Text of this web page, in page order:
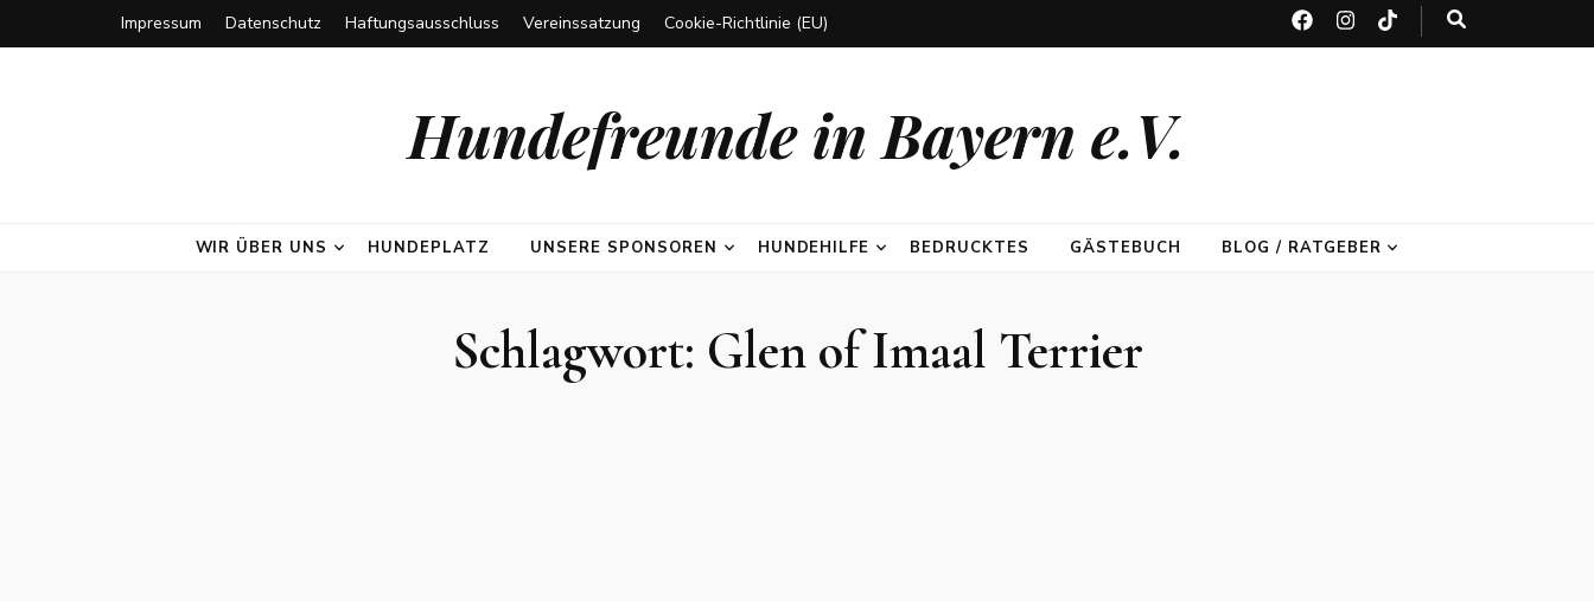
Impressum Datenschutz Haftungsausschluss Vereinssatzung Cookie-Richtlinie (EU)
Hundefreunde in Bayern e.V.
WIR ÜBER UNS HUNDEPLATZ UNSERE SPONSOREN HUNDEHILFE BEDRUCKTES GÄSTEBUCH BLOG / RATGEBER
Schlagwort: Glen of Imaal Terrier